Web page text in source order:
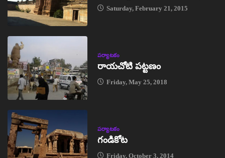
Saturday, February 21, 2015
పర్యాటకం
రాయచోటి పట్టణం
Friday, May 25, 2018
పర్యాటకం
గండికోట
Friday, October 3, 2014